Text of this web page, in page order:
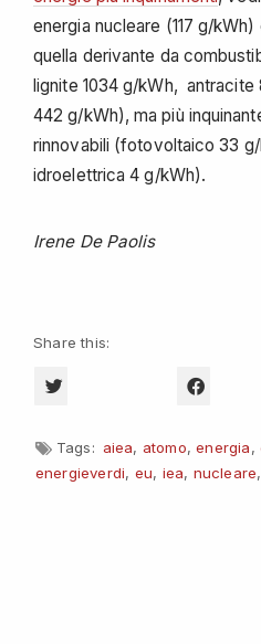
energia nucleare (117 g/
quella derivante da
lignite 1034 g/kWh, antracite
442 g/kWh), ma più
rinnovabili (fotovoltaico 33
idroelettrica 4 g/kWh).
Irene De Paolis
Share this:
CLICK TO SHARE ON
Tags: aiea, atomo,energia,
energieverdi, eu, iea, nucleare,